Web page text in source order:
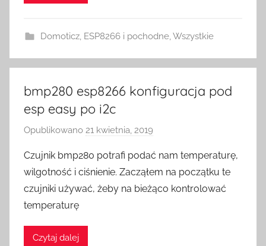
S
i
Domoticz, ESP8266 i pochodne,Wszystkie
bmp280 esp8266 konfiguracja pod
esp easy po i2c
Opublikowano 21 kwietnia, 2019
z
e
z
Czujnik bmp280 potrafi podać nam temperaturę,
wilgotność i ciśnienie. Zacząłem na początku te
czujniki używać, żeby na bieżąco kontrolować
temperaturę
Czytaj dalej